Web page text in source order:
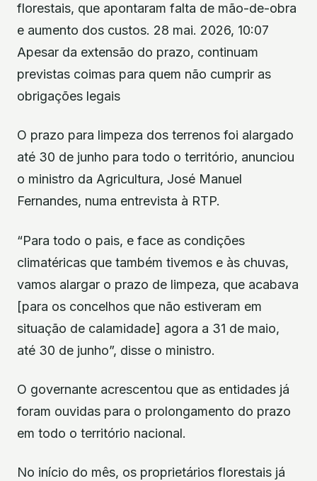
florestais, que apontaram falta de mão-de-obra
e aumento dos custos. 28 mai. 2026, 10:07
Apesar da extensão do prazo, continuam
previstas coimas para quem não cumprir as
obrigações legais
O prazo para limpeza dos terrenos foi alargado
até 30 de junho para todo o território, anunciou
o ministro da Agricultura, José Manuel
Fernandes, numa entrevista à RTP.
“Para todo o pais, e face as condições
climatéricas que também tivemos e às chuvas,
vamos alargar o prazo de limpeza, que acabava
[para os concelhos que não estiveram em
situação de calamidade] agora a 31 de maio,
até 30 de junho”, disse o ministro.
O governante acrescentou que as entidades já
foram ouvidas para o prolongamento do prazo
em todo o território nacional.
No início do mês, os proprietários florestais já